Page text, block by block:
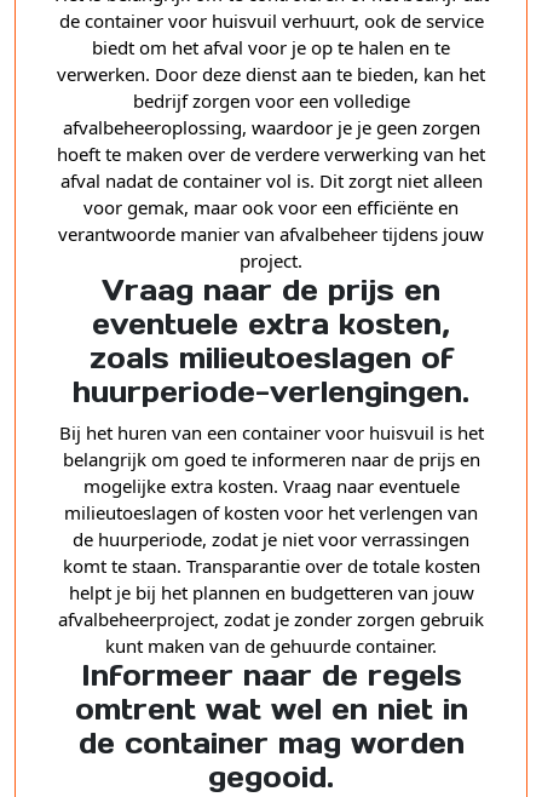
de container voor huisvuil verhuurt, ook de service
biedt om het afval voor je op te halen en te
verwerken. Door deze dienst aan te bieden, kan het
bedrijf zorgen voor een volledige
afvalbeheeroplossing, waardoor je je geen zorgen
hoeft te maken over de verdere verwerking van het
afval nadat de container vol is. Dit zorgt niet alleen
voor gemak, maar ook voor een efficiënte en
verantwoorde manier van afvalbeheer tijdens jouw
project.
Vraag naar de prijs en
eventuele extra kosten,
zoals milieutoeslagen of
huurperiode-verlengingen.
Bij het huren van een container voor huisvuil is het
belangrijk om goed te informeren naar de prijs en
mogelijke extra kosten. Vraag naar eventuele
milieutoeslagen of kosten voor het verlengen van
de huurperiode, zodat je niet voor verrassingen
komt te staan. Transparantie over de totale kosten
helpt je bij het plannen en budgetteren van jouw
afvalbeheerproject, zodat je zonder zorgen gebruik
kunt maken van de gehuurde container.
Informeer naar de regels
omtrent wat wel en niet in
de container mag worden
gegooid.